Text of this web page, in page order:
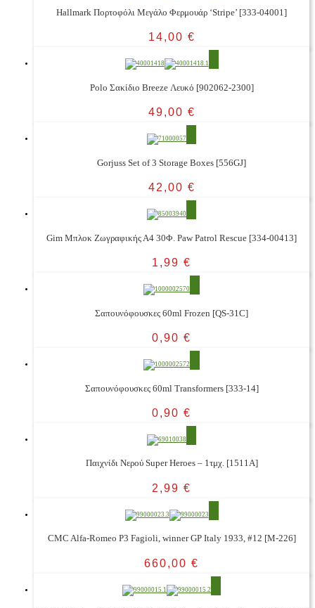
Hallmark Πορτοφόλι Μεγάλο Φερμουάρ ‘Stripe’ [333-04001]
14,00 €
Polo Σακίδιο Breeze Λευκό [902062-2300]
49,00 €
Gorjuss Set of 3 Storage Boxes [556GJ]
42,00 €
Gim Μπλοκ Ζωγραφικής Α4 30Φ. Paw Patrol Rescue [334-00413]
1,99 €
Σαπουνόφουσκες 60ml Frozen [QS-31C]
0,90 €
Σαπουνόφουσκες 60ml Transformers [333-14]
0,90 €
Παιχνίδι Νερού Super Heroes – 1τμχ. [1511Α]
2,99 €
CMC Alfa-Romeo P3 Fagioli, winner GP Italy 1933, #12 [M-226]
660,00 €